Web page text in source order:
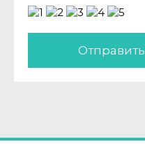
Отправить